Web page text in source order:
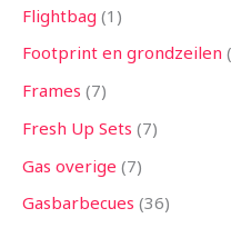
Flightbag 1
Footprint en grondzeilen
Frames 7
Fresh Up Sets 7
Gas overige 7
Gasbarbecues 36